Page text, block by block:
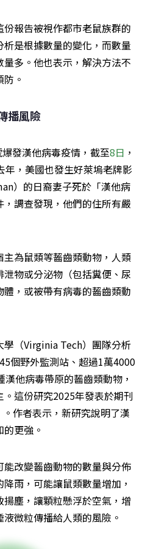
報告被視作都市老鼠族群的
是根據數量的變化，而數量
多。他也表示，解決方法不
。
播風險
發漢他病毒疫情，截至8日 ，
年，美國也發生好萊塢老牌影
）的日裔妻子死於「漢他病
調查發現，他們的住所有嚴
為鼠類等齧齒類動物，人類
物或分泌物（包括糞便、尿
，或被帶有病毒的齧齒類動
學（Virginia Tech）團隊分析
個野外監測站、超過1萬4000
他病毒帶原的齧齒類動物，
這份研究2025年發表於期刊
。作者表示，新研究說明了漢
更強。
改變齧齒動物的數量與分佈
雨，可能讓鼠類數量增加，
塵，讓顆粒懸浮於空氣，增
微粒傳播給人類的風險。